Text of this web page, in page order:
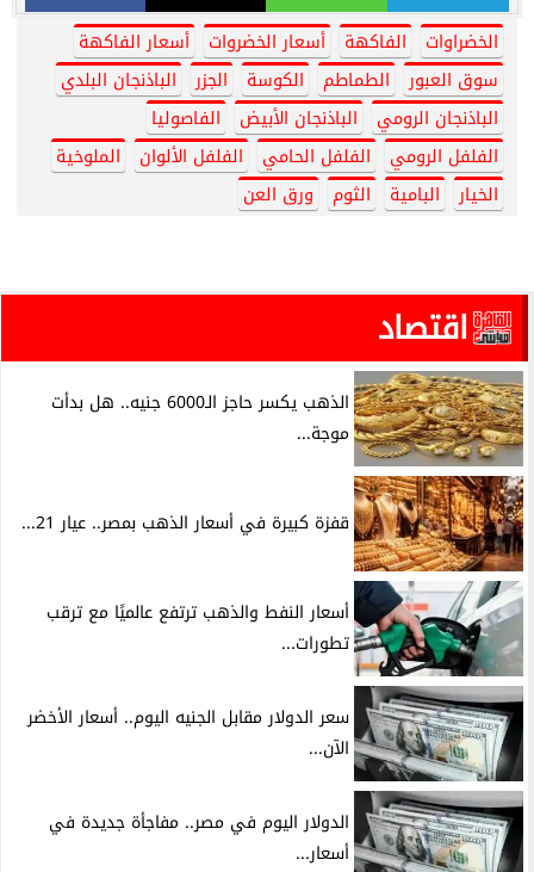
الخضراوات الفاكهة أسعار الخضروات
أسعار الفاكهة
سوق العبور
الطماطم الكوسة الجزر
الباذنجان البلدي
الباذنجان الرومي
الباذنجان الأبيض
الفاصوليا
الفلفل الرومي
الفلفل الحامي الفلفل الألوان
الملوخية
الخيار
البامية الثوم ورق العن
اقتصاد
الذهب يكسر حاجز الـ6000 جنيه.. هل بدأت
موجة...
قفزة كبيرة في أسعار الذهب بمصر.. عيار 21...
أسعار النفط والذهب ترتفع عالميًا مع ترقب
تطورات...
سعر الدولار مقابل الجنيه اليوم.. أسعار الأخضر
الآن...
الدولار اليوم في مصر.. مفاجأة جديدة في
أسعار...